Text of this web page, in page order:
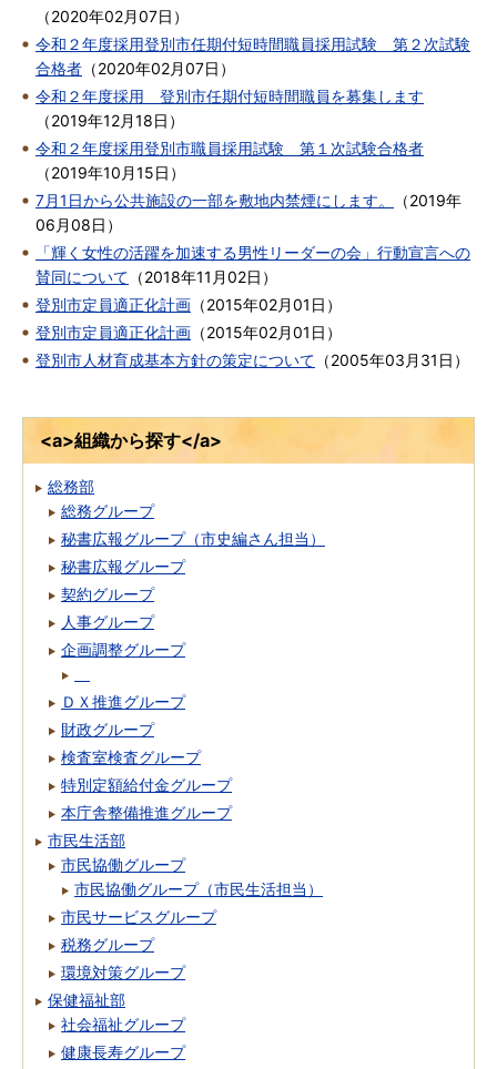
（2020年02月07日 ）
令和２年度採用登別市任期付短時間職員採用試験 第２次試験
合格者 （2020年02月07日 ）
令和２年度採用 登別市任期付短時間職員を募集します
（2019年12月18日 ）
令和２年度採用登別市職員採用試験 第１次試験合格者
（2019年10月15日 ）
7月1日から公共施設の一部を敷地内禁煙にします。
（2019年
06月08日 ）
「輝く女性の活躍を加速する男性リーダーの会」行動宣言への
賛同について （2018年11月02日 ）
登別市定員適正化計画 （2015年02月01日 ）
登別市定員適正化計画 （2015年02月01日 ）
登別市人材育成基本方針の策定について （2005年03月31日 ）
<a>組織から探す</a>
総務部
総務グループ
秘書広報グループ（市史編さん担当）
秘書広報グループ
契約グループ
人事グループ
企画調整グループ
ＤＸ推進グループ
財政グループ
検査室検査グループ
特別定額給付金グループ
本庁舎整備推進グループ
市民生活部
市民協働グループ
市民協働グループ（市民生活担当）
市民サービスグループ
税務グループ
環境対策グループ
保健福祉部
社会福祉グループ
健康長寿グループ